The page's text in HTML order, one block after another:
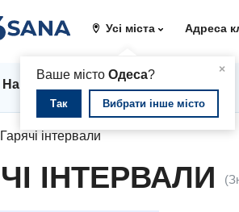
Усі міста
×
Ваше місто Одеса?
Так Вибрати інше місто
Адреса
Напрямки Стаціонар
Гарячі інтервали
ІНТЕРВАЛИ